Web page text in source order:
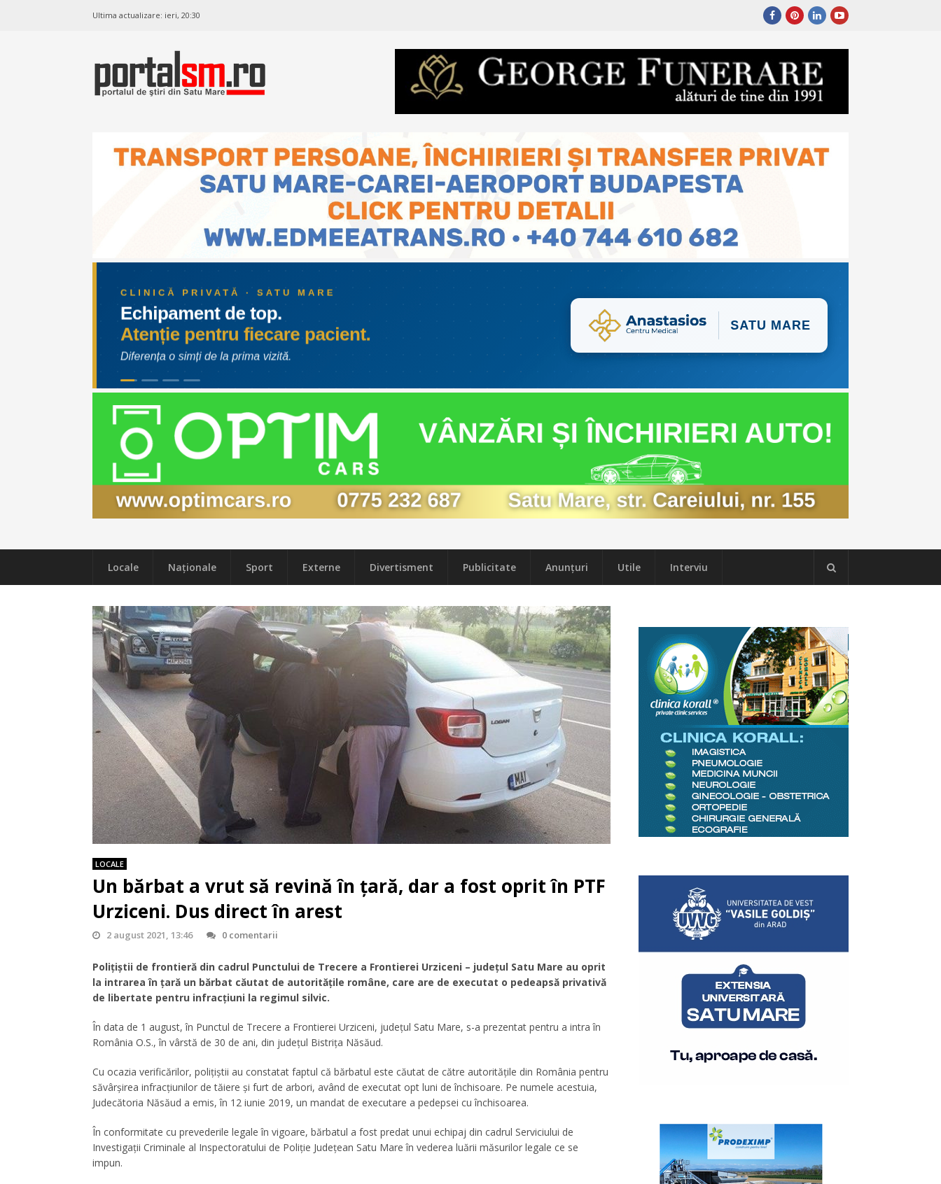
Ultima actualizare: ieri, 20:30
Locale Naţionale Sport Externe Divertisment Publicitate Anunțuri Utile Interviu
LOCALE
Un bărbat a vrut să revină în țară, dar a fost oprit în PTF
Urziceni. Dus direct în arest
2 august 2021, 13:46 0 comentarii
Polițiștii de frontieră din cadrul Punctului de Trecere a Frontierei Urziceni – judeţul Satu Mare au oprit
la intrarea în țară un bărbat căutat de autorităţile române, care are de executat o pedeapsă privativă
de libertate pentru infracţiuni la regimul silvic.
În data de 1 august, în Punctul de Trecere a Frontierei Urziceni, județul Satu Mare, s-a prezentat pentru a intra în
România O.S., în vârstă de 30 de ani, din judeţul Bistriţa Năsăud.
Cu ocazia verificărilor, polițiștii au constatat faptul că bărbatul este căutat de către autoritățile din România pentru
săvârşirea infracţiunilor de tăiere şi furt de arbori, având de executat opt luni de închisoare. Pe numele acestuia,
Judecătoria Năsăud a emis, în 12 iunie 2019, un mandat de executare a pedepsei cu închisoarea.
În conformitate cu prevederile legale în vigoare, bărbatul a fost predat unui echipaj din cadrul Serviciului de
Investigații Criminale al Inspectoratului de Poliție Județean Satu Mare în vederea luării măsurilor legale ce se
impun.